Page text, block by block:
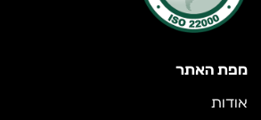
מפת האתר
אודות